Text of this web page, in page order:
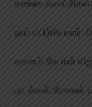
சண்டைக்காட்சிகள்:
நாய் பயிற்சியாளர்:
வசனம்: கே என்
பாடல்கள்: மோகன்